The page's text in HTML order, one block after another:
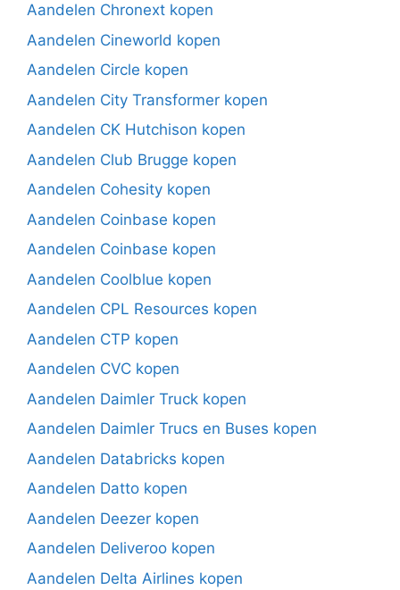
Aandelen Chronext kopen
Aandelen Cineworld kopen
Aandelen Circle kopen
Aandelen City Transformer kopen
Aandelen CK Hutchison kopen
Aandelen Club Brugge kopen
Aandelen Cohesity kopen
Aandelen Coinbase kopen
Aandelen Coinbase kopen
Aandelen Coolblue kopen
Aandelen CPL Resources kopen
Aandelen CTP kopen
Aandelen CVC kopen
Aandelen Daimler Truck kopen
Aandelen Daimler Trucs en Buses kopen
Aandelen Databricks kopen
Aandelen Datto kopen
Aandelen Deezer kopen
Aandelen Deliveroo kopen
Aandelen Delta Airlines kopen